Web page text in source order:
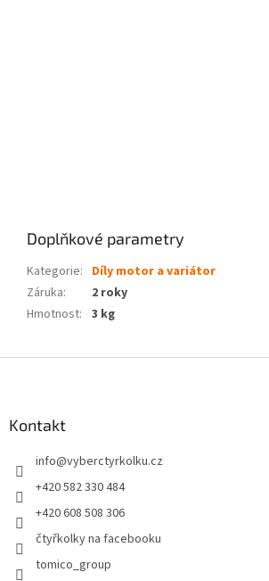
Doplňkové parametry
Kategorie: Díly motor a variátor
Záruka:
2 roky
Hmotnost: 3 kg
Kontakt
info@vyberctyrkolku.cz
+420 582 330 484
+420 608 508 306
čtyřkolky na facebooku
tomico_group